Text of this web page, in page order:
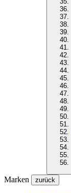
Marken zurück